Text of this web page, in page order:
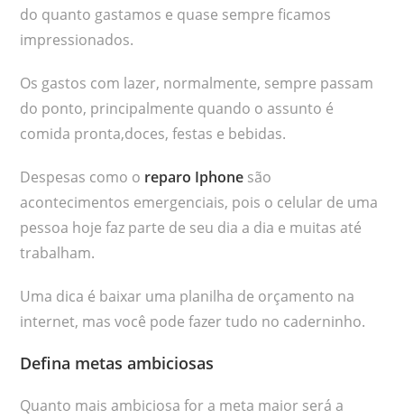
do quanto gastamos e quase sempre ficamos
impressionados.
Os gastos com lazer, normalmente, sempre passam
do ponto, principalmente quando o assunto é
comida pronta,doces, festas e bebidas.
Despesas como o reparo Iphone são
acontecimentos emergenciais, pois o celular de uma
pessoa hoje faz parte de seu dia a dia e muitas até
trabalham.
Uma dica é baixar uma planilha de orçamento na
internet, mas você pode fazer tudo no caderninho.
Defina metas ambiciosas
Quanto mais ambiciosa for a meta maior será a